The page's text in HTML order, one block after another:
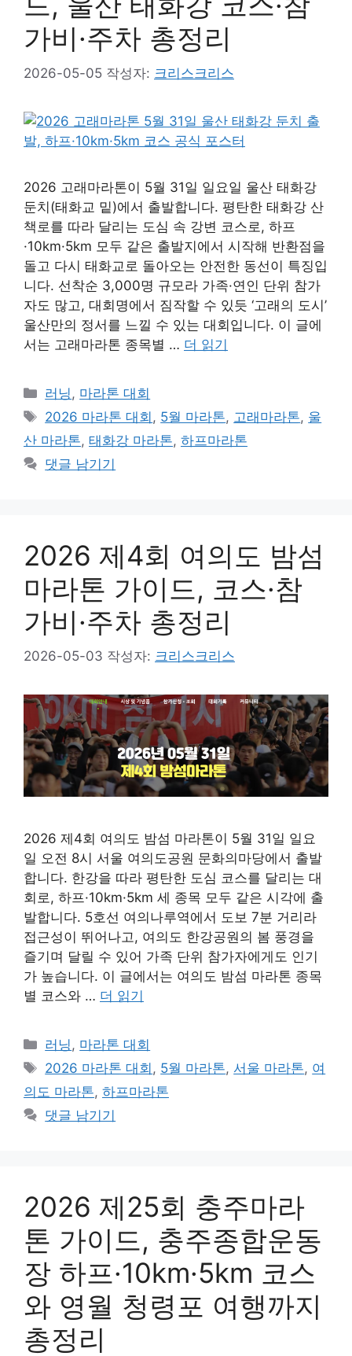
가비·주차 총정리
2026-05-05 작성자: 크리스크리스
2026 고래마라톤이 5월 31일 일요일 울산 태화강
둔치(태화교 밑)에서 출발합니다. 평탄한 태화강 산
책로를 따라 달리는 도심 속 강변 코스로, 하프
·10km·5km 모두 같은 출발지에서 시작해 반환점을
돌고 다시 태화교로 돌아오는 안전한 동선이 특징입
니다. 선착순 3,000명 규모라 가족·연인 단위 참가
자도 많고, 대회명에서 짐작할 수 있듯 ‘고래의 도시’
울산만의 정서를 느낄 수 있는 대회입니다. 이 글에
서는 고래마라톤 종목별 … 더 읽기
카
테
리
러닝 , 마라톤 대회
태
그
2026 마라톤 대회 , 5월 마라톤, 고래마라톤, 울
산 마라톤, 태화강 마라톤, 하프마라톤
댓글 남기기
2026 제4회 여의도 밤섬
마라톤 가이드, 코스·참
가비·주차 총정리
2026-05-03 작성자: 크리스크리스
2026 제4회 여의도 밤섬 마라톤이 5월 31일 일요
일 오전 8시 서울 여의도공원 문화의마당에서 출발
합니다. 한강을 따라 평탄한 도심 코스를 달리는 대
회로, 하프·10km·5km 세 종목 모두 같은 시각에 출
발합니다. 5호선 여의나루역에서 도보 7분 거리라
접근성이 뛰어나고, 여의도 한강공원의 봄 풍경을
즐기며 달릴 수 있어 가족 단위 참가자에게도 인기
가 높습니다. 이 글에서는 여의도 밤섬 마라톤 종목
별 코스와 … 더 읽기
카
테
리
러닝 , 마라톤 대회
태
그
2026 마라톤 대회 , 5월 마라톤, 서울 마라톤, 여
의도 마라톤, 하프마라톤
댓글 남기기
2026 제25회 충주마라
톤 가이드, 충주종합운동
장 하프·10km·5km 코스
와 영월 청령포 여행까지
총정리